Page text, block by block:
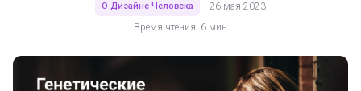
О Дизайне Человека
26 мая 2023
Время чтения: 6 мин